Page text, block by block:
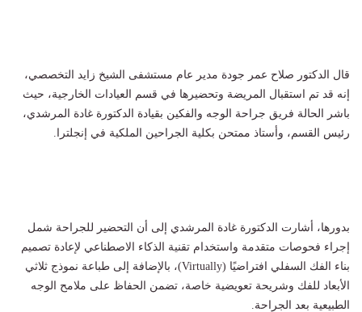
قال الدكتور صلاح عمر جودة مدير عام مستشفى الشيخ زايد التخصصي،
إنه قد تم استقبال المريضة وتحضيرها في قسم العيادات الخارجية، حيث
باشر الحالة فريق جراحة الوجه والفكين بقيادة الدكتورة غادة المرشدي،
رئيس القسم، وأستاذ ممتحن بكلية الجراحين الملكية في إنجلترا.
بدورها، أشارت الدكتورة غادة المرشدي إلى أن التحضير للجراحة شمل
إجراء فحوصات متقدمة واستخدام تقنية الذكاء الاصطناعي لإعادة تصميم
بناء الفك السفلي افتراضيًا (Virtually)، بالإضافة إلى طباعة نموذج ثلاثي
الأبعاد للفك وشريحة تعويضية خاصة، تضمن الحفاظ على ملامح الوجه
الطبيعية بعد الجراحة.